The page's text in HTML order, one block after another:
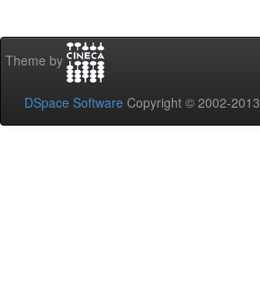
Theme by
DSpace Software Copyright © 2002-2013